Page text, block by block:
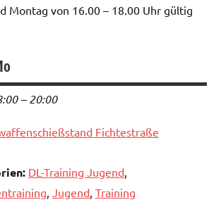
Montag von 16.00 – 18.00 Uhr gültig
–20:00
Fichtestraße
DL-Training Jugend
Jugend Training